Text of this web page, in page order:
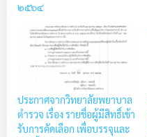
๒๕๖๔
ประกาศจากวิทยาลัยพยาบาล
ตำรวจ เรื่อง รายชื่อผู้มีสิทธิ์เข้า
รับการคัดเลือก เพื่อบรรจุและ